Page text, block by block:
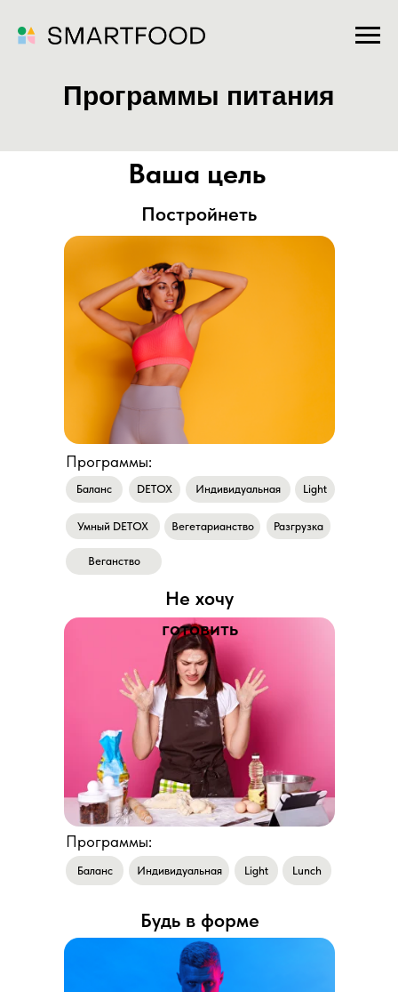
Программы питания
Ваша цель
Постройнеть
Не хочу
готовить
Будь в форме
Программы:
Программы:
Баланс DETOX Индивидуальная Light
Умный DETOX Вегетарианство
Баланс Индивидуальная Lunch
Light
Разгрузка
Веганство